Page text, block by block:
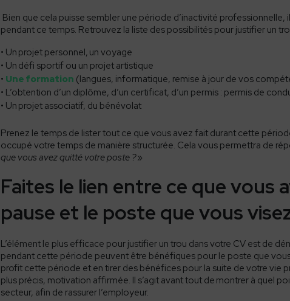
Bien que cela puisse sembler une période d’inactivité
pendant ce temps. Retrouvez la liste des possibilités pour justifier un
Un projet personnel, un voyage
Un défi sportif ou un projet artistique
Une formation (langues, informatique, remise à jour de vos
L’obtention d’un diplôme, d’un certificat, d’un permis : permis de
Un projet associatif, du bénévolat
Prenez le temps de lister tout ce que vous avez fait durant cette
occupé votre temps de manière structurée. Cela vous permettra de
que vous avez quitté votre poste ?»
Faites le lien entre ce que
pause et le poste que vous
L’élément le plus efficace pour justifier un trou dans votre CV est de
pendant cette période peuvent être bénéfiques pour le poste que
profit cette période et en tirer des bénéfices pour la suite de votre
plus précis, motivation affirmée. Il s’agit avant tout de montrer à quel
secteur, afin de rassurer l’employeur.